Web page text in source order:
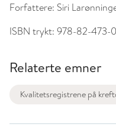
Forfattere: Siri
ISBN trykt: 978-82-473-
Relaterte emner
Kvalitetsregistrene på